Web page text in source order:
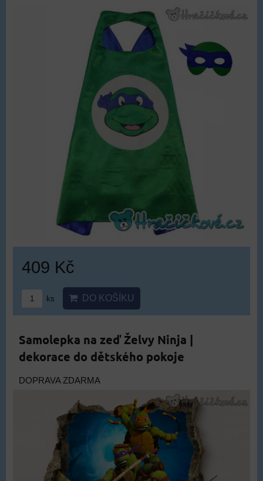
409 Kč
ks DO KOŠÍKU
Samolepka na zeď Želvy Ninja |
dekorace do dětského pokoje
DOPRAVA ZDARMA